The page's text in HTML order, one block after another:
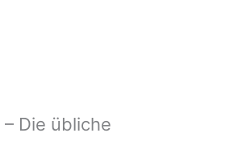
– Die übliche